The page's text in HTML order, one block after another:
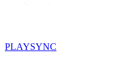
PLAYSYNC